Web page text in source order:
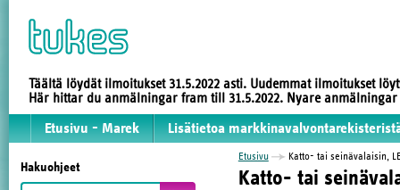
Täältä löydät ilmoitukset 31.5.2022 asti. Uudemmat ilmoitukset
Här hittar du anmälningar fram till 31.5.2022. Nyare
Etusivu - Marek Lisätietoa
Hakuohjeet
Etusivu Katto- tai seinävalaisin,
Katto- tai